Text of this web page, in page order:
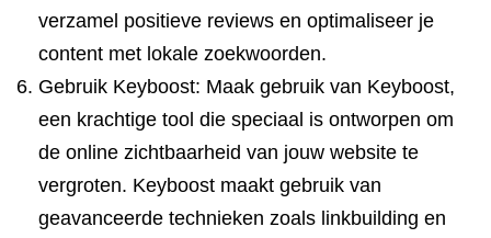
verzamel positieve reviews en optimaliseer je
content met lokale zoekwoorden.
Gebruik Keyboost: Maak gebruik van Keyboost,
een krachtige tool die speciaal is ontworpen om
de online zichtbaarheid van jouw website te
vergroten. Keyboost maakt gebruik van
geavanceerde technieken zoals linkbuilding en